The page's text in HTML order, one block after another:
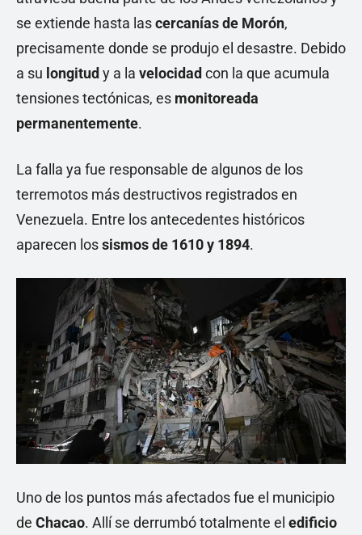
se extiende hasta lascercanías de Morón,
precisamente donde se produjo el desastre. Debido
a su longitud y a la velocidad con la que acumula
tensiones tectónicas, es monitoreada
permanentemente.
La falla ya fue responsable de algunos de los
terremotos más destructivos registrados en
Venezuela. Entre los antecedentes históricos
aparecen lossismos de 1610 y 1894.
Uno de los puntos más afectados fue el municipio
de Chacao. Allí se derrumbó totalmente el edificio